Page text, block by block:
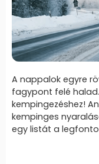
A nappalok egyre
fagypont felé
kempingezéshez!
kempinges
egy listát a